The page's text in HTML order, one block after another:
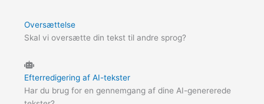
Oversættelse
Skal vi oversætte din tekst til andre sprog?
Efterredigering af AI-tekster
Har du brug for en gennemgang af dine AI-genererede